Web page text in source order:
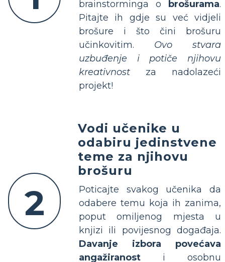
brainstorminga o
brošurama.
Pitajte ih gdje su već vidjeli
brošure i što čini brošuru
učinkovitim. Ovo stvara
uzbuđenje i potiče njihovu
kreativnost za nadolazeći
projekt!
2
Vodi učenike u
odabiru jedinstvene
teme za njihovu
brošuru
Poticajte svakog učenika da
odabere temu koja ih zanima,
poput omiljenog mjesta u
knjizi ili povijesnog događaja.
Davanje izbora povećava
angažiranost i osobnu